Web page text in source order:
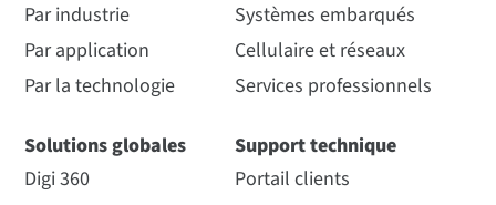
Par industrie
Par application
Par la technologie
Solutions globales
Digi 360
Systèmes embarqués
Cellulaire et réseaux
Services professionnels
Support technique
Portail clients